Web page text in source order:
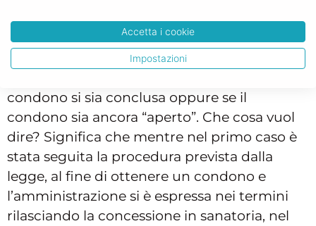
Comprare casa: tipi di condono
Quando si parla dicondono
condono si sia conclusa oppure se il
condono sia ancora “aperto”. Che cosa vuol
dire? Significa che mentre nel primo caso è
stata seguita la procedura prevista dalla
legge, al fine di ottenere un condono e
l’amministrazione si è espressa nei termini
rilasciando la concessione in sanatoria, nel
Accetta i cookie
Impostazioni